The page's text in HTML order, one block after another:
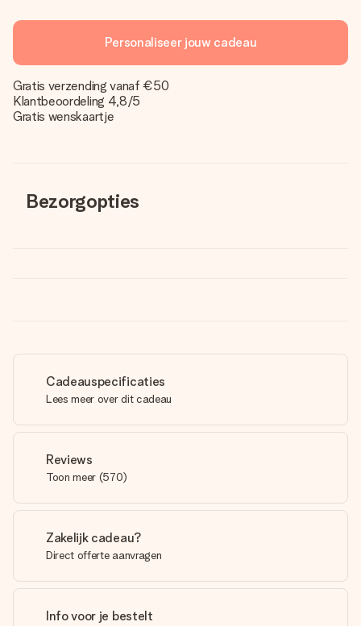
Personaliseer jouw cadeau
Gratis verzending vanaf €50
Klantbeoordeling 4,8/5
Gratis wenskaartje
Bezorgopties
Cadeauspecificaties
Lees meer over dit cadeau
Reviews
Toon meer (570)
Zakelijk cadeau?
Direct offerte aanvragen
Info voor je bestelt